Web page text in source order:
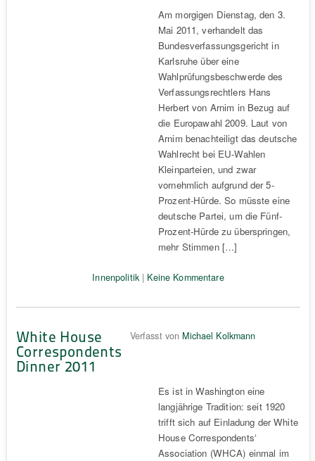
Am morgigen Dienstag, den 3.
Mai 2011, verhandelt das
Bundesverfassungsgericht in
Karlsruhe über eine
Wahlprüfungsbeschwerde des
Verfassungsrechtlers Hans
Herbert von Arnim in Bezug auf
die Europawahl 2009. Laut von
Arnim benachteiligt das deutsche
Wahlrecht bei EU-Wahlen
Kleinparteien, und zwar
vornehmlich aufgrund der 5-
Prozent-Hürde. So müsste eine
deutsche Partei, um die Fünf-
Prozent-Hürde zu überspringen,
mehr Stimmen […]
Innenpolitik| Keine Kommentare
White House
Correspondents
Dinner 2011
Verfasst von Michael Kolkmann
Es ist in Washington eine
langjährige Tradition: seit 1920
trifft sich auf Einladung der White
House Correspondents‘
Association (WHCA) einmal im